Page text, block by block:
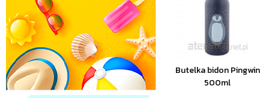
Butelka bidon Pingwin
500ml